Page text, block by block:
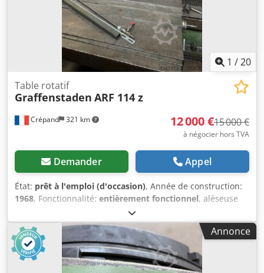
1 /20
Crépand 321 km
Table rotatif
Graffenstaden ARF 114 z
12 000 €15 000 €
à négocier hors TVA
Demander Appel
État: prêt à l'emploi (d'occasion), Année de construction:
1968, Fonctionnalité: entièrement fonctionnel, aléseuse
GRAFFENSTADEN ARF 114 Z , je vous joins photos et
descriptifs Machine en parfait état mécanique et
électrique Déplacement du chariot 2 m en longitudinal 2 m
en transversal 1m75 en hauteur Broche diamètre 115
Cjdpfx Ahsyzm Dfjhorf Déplacement 900 mm 1 tête
Annonce